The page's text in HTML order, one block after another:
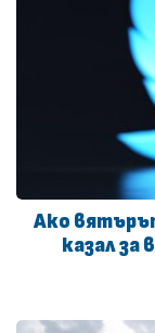
Ако
казал за